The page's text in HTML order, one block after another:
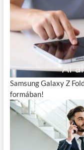
Samsung Galaxy Z
formában!